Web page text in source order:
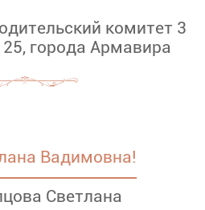
комитет 3
города Армавира
Вадимовна!
Светлана